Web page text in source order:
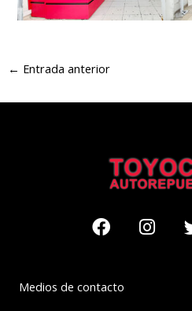
← Entrada anterior
Facebook
Medios de contacto